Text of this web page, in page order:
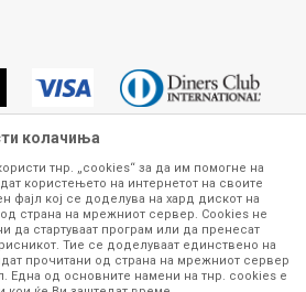
кои се изложени на нашата
да бидат конкретни, точни и прецизни,
дека се без ниту една грешка или
во моментот се достапни на залиха.
приказ на производот. Доколку
на производ или рефундација, процедурата
колачиња
тнр. „cookies“ за да им помогне на
користењето на интернетот на своите
фајл кој се доделува на хард дискот на
од страна на мрежниот сервер. Cookies не
да стартуваат програм или да пренесат
Тие се доделуваат единствено на
прочитани од страна на мрежниот сервер
Една од основните намени на тнр. сookies е